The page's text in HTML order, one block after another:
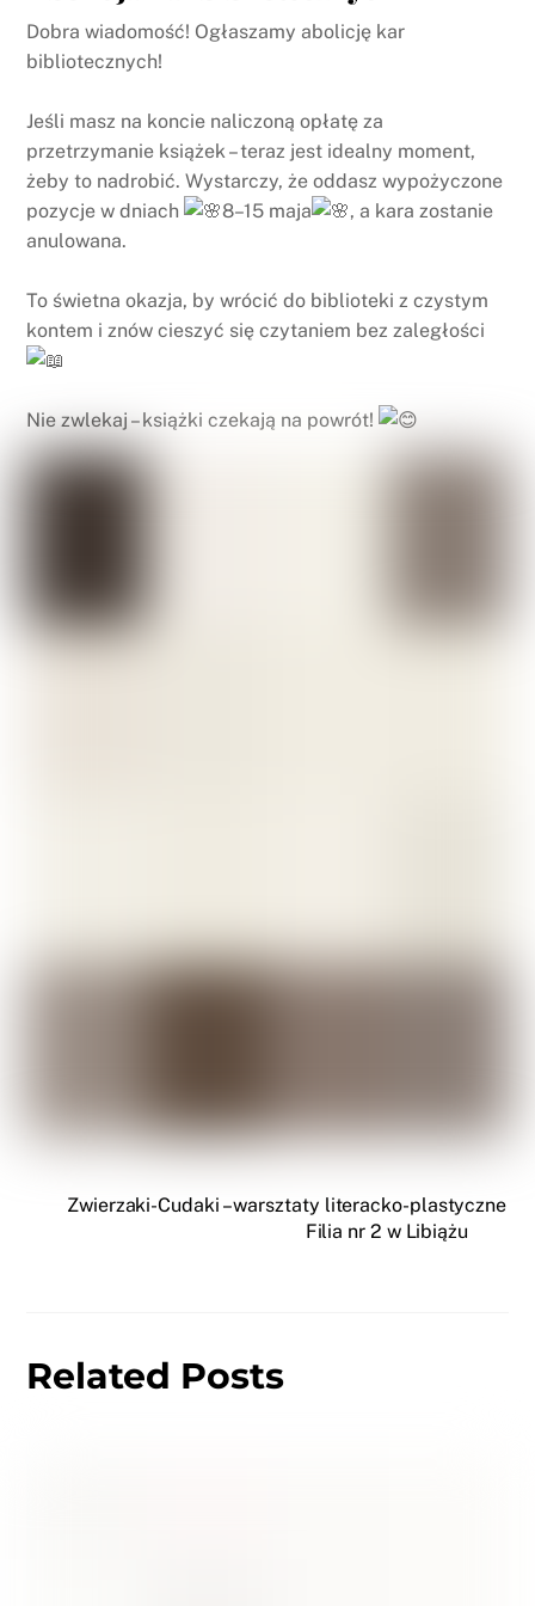
Dobra wiadomość! Ogłaszamy abolicję kar
bibliotecznych!
Jeśli masz na koncie naliczoną opłatę za
przetrzymanie książek – teraz jest idealny moment,
żeby to nadrobić. Wystarczy, że oddasz wypożyczone
pozycje w dniach
8–15 maja
, a kara zostanie
anulowana.
To świetna okazja, by wrócić do biblioteki z czystym
kontem i znów cieszyć się czytaniem bez zaległości
Nie zwlekaj – książki czekają na powrót!
Zwierzaki-Cudaki – warsztaty literacko-plastyczne
Filia nr 2 w Libiążu
Related Posts